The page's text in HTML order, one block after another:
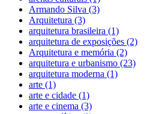
Armando Silva (3)
Arquitetura (3)
arquitetura brasileira (1)
arquitetura de exposições (2)
Arquitetura e memória (2)
arquitetura e urbanismo (23)
arquitetura moderna (1)
arte (1)
arte e cidade (1)
arte e cinema (3)